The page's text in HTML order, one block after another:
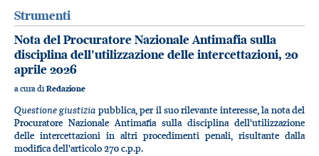
Strumenti
Nota del Procuratore Nazionale Antimafia sulla
disciplina dell'utilizzazione delle intercettazioni, 20
aprile 2026
a cura di Redazione
Questione giustizia pubblica, per il suo rilevante interesse, la nota del
Procuratore Nazionale Antimafia sulla disciplina dell'utilizzazione
delle intercettazioni in altri procedimenti penali, risultante dalla
modifica dell'articolo 270 c.p.p.